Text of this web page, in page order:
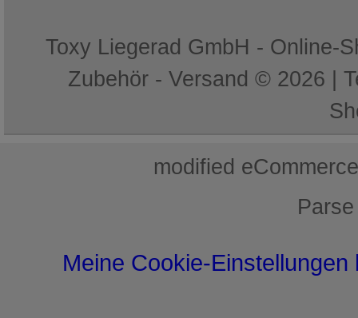
Toxy Liegerad GmbH - Online-
Zubehör - Versand © 2026 |
mod ified
Meine Cookie-